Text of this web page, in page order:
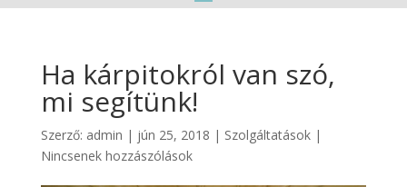
Ha kárpitokról van szó,
mi segítünk!
Szerző: admin | jún 25, 2018 | Szolgáltatások|
Nincsenek hozzászólások